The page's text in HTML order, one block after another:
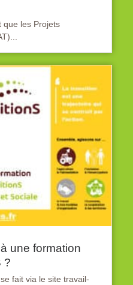
que les Projets
une formation
?
fait via le site travail-